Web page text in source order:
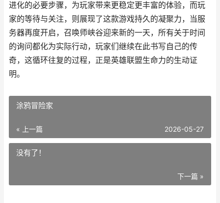
进化的必要步骤，为玩家带来更稳定更丰富的体验，而玩
家的等待与关注，则展现了这款游戏持久的凝聚力，当服
务器再度开启，召唤师峡谷迎来新的一天，所有关于时间
的询问都化为实际行动，玩家们继续在此书写自己的传
奇，这循环往复的过程，正是英雄联盟生命力的生动证
明。
涂鸦冒险家
« 上一篇 2026-05-27
没有了！
下一篇 »